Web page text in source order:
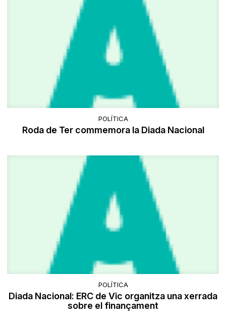
POLÍTICA
Roda de Ter commemora la Diada Nacional
POLÍTICA
Diada Nacional: ERC de Vic organitza una xerrada
sobre el finançament